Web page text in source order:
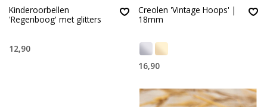
Kinderoorbellen
'Regenboog' met glitters
12,90
Creolen 'Vintage Hoops' |
18mm
16,90